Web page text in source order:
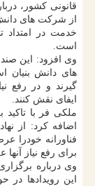
قانونی کشور،
از شرکت های دانش
خدمت در امتداد
است.
وی افزود: این
های دانش بنیان
گیرند و در رفع
ایفای نقش کنند.
ملکی فر با تاکید
اضافه کرد: از
فناورانه خودرا
برای رفع نیاز آنها
این رویدادها